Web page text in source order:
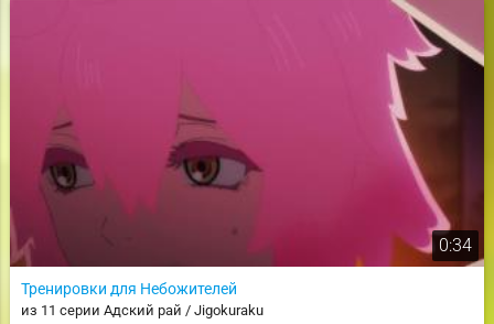
0:34
Тренировки для Небожителей
из 11 серии Адский рай / Jigokuraku